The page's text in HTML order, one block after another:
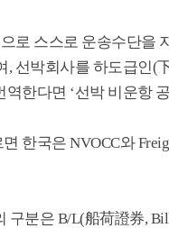
로 스스로 운송수단을
, 선박회사를 하도급인
한다면 ‘선박 비운항
한국은 NVOCC와
구분은 B/L(船荷證券,